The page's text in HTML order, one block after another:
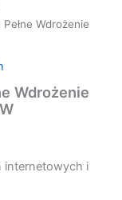
Wdrożenie
Wdrożenie
internetowych i